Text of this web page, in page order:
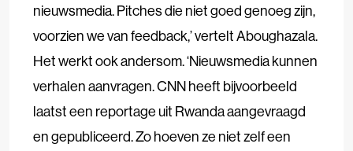
nieuwsmedia. Pitches die niet goed genoeg zijn,
voorzien we van feedback,’ vertelt Aboughazala.
Het werkt ook andersom. ‘Nieuwsmedia kunnen
verhalen aanvragen. CNN heeft bijvoorbeeld
laatst een reportage uit Rwanda aangevraagd
en gepubliceerd. Zo hoeven ze niet zelf een